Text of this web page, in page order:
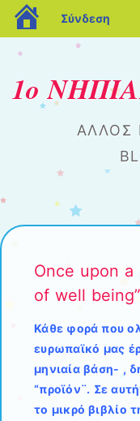
blogs.sch.gr
Σύνδεση
1ο
ΆΛΛΟΣ
Μετάβαση στο
Once upon a
of well
Κάθε φορά που
ευρωπαϊκό μας
μηνιαία βάση- ,
“προϊόν¨. Σε
το μικρό βιβλίο